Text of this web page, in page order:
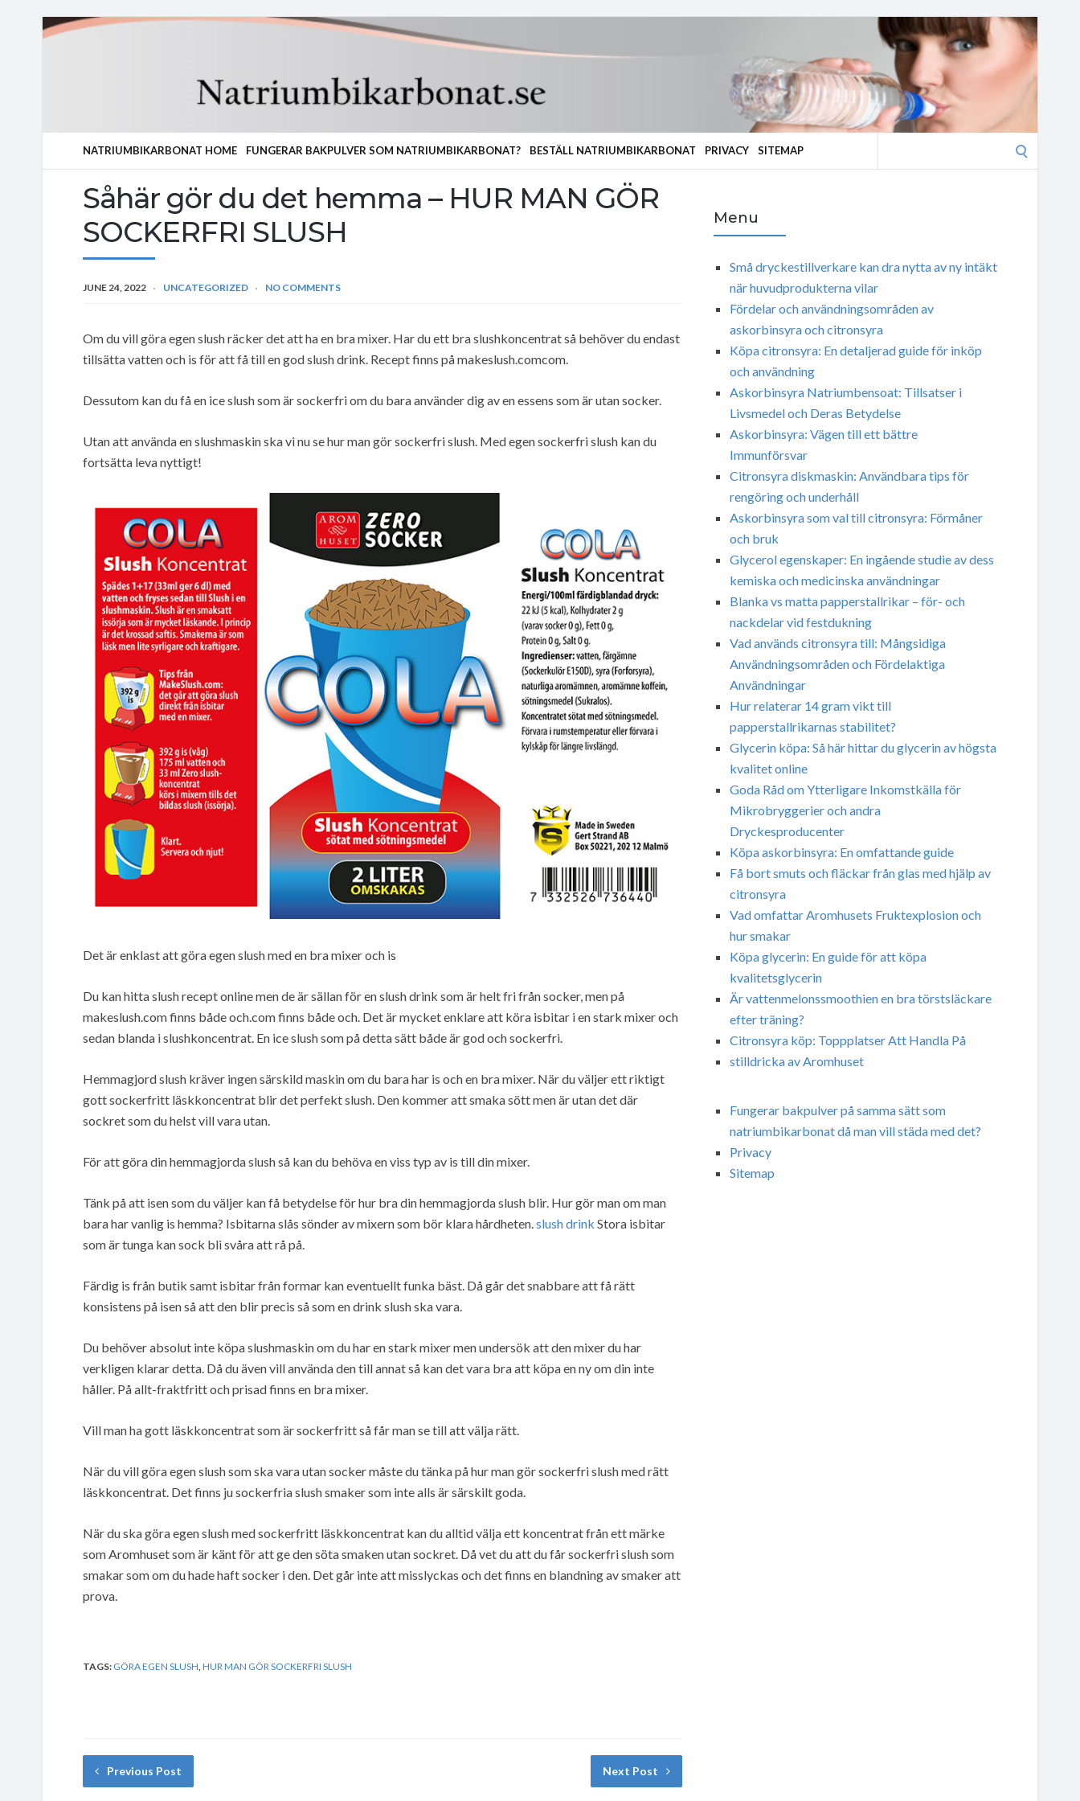
NATRIUMBIKARBONAT HOME FUNGERAR BAKPULVER SOM NATRIUMBIKARBONAT? BESTÄLL NATRIUMBIKARBONAT PRIVACY SITEMAP
Såhär gör du det hemma – HUR MAN GÖR
SOCKERFRI SLUSH
JUNE 24, 2022 UNCATEGORIZED NO COMMENTS
Om du vill göra egen slush räcker det att ha en bra mixer. Har du ett bra slushkoncentrat så behöver du endast
tillsätta vatten och is för att få till en god slush drink. Recept finns på makeslush.comcom.
Dessutom kan du få en ice slush som är sockerfri om du bara använder dig av en essens som är utan socker.
Utan att använda en slushmaskin ska vi nu se hur man gör sockerfri slush. Med egen sockerfri slush kan du
fortsätta leva nyttigt!
Det är enklast att göra egen slush med en bra mixer och is
Du kan hitta slush recept online men de är sällan för en slush drink som är helt fri från socker, men på
makeslush.com finns både och.com finns både och. Det är mycket enklare att köra isbitar i en stark mixer och
sedan blanda i slushkoncentrat. En ice slush som på detta sätt både är god och sockerfri.
Hemmagjord slush kräver ingen särskild maskin om du bara har is och en bra mixer. När du väljer ett riktigt
gott sockerfritt läskkoncentrat blir det perfekt slush. Den kommer att smaka sött men är utan det där
sockret som du helst vill vara utan.
För att göra din hemmagjorda slush så kan du behöva en viss typ av is till din mixer.
Tänk på att isen som du väljer kan få betydelse för hur bra din hemmagjorda slush blir. Hur gör man om man
bara har vanlig is hemma? Isbitarna slås sönder av mixern som bör klara hårdheten.slush drink Stora isbitar
som är tunga kan sock bli svåra att rå på.
Färdig is från butik samt isbitar från formar kan eventuellt funka bäst. Då går det snabbare att få rätt
konsistens på isen så att den blir precis så som en drink slush ska vara.
Du behöver absolut inte köpa slushmaskin om du har en stark mixer men undersök att den mixer du har
verkligen klarar detta. Då du även vill använda den till annat så kan det vara bra att köpa en ny om din inte
håller. På allt-fraktfritt och prisad finns en bra mixer.
Vill man ha gott läskkoncentrat som är sockerfritt så får man se till att välja rätt.
När du vill göra egen slush som ska vara utan socker måste du tänka på hur man gör sockerfri slush med rätt
läskkoncentrat. Det finns ju sockerfria slush smaker som inte alls är särskilt goda.
När du ska göra egen slush med sockerfritt läskkoncentrat kan du alltid välja ett koncentrat från ett märke
som Aromhuset som är känt för att ge den söta smaken utan sockret. Då vet du att du får sockerfri slush som
smakar som om du hade haft socker i den. Det går inte att misslyckas och det finns en blandning av smaker att
prova.
TAGS: GÖRA EGEN SLUSH,HUR MAN GÖR SOCKERFRI SLUSH
Previous Post Next Post
Menu
Små dryckestillverkare kan dra nytta av ny intäkt
när huvudprodukterna vilar
Fördelar och användningsområden av
askorbinsyra och citronsyra
Köpa citronsyra: En detaljerad guide för inköp
och användning
Askorbinsyra Natriumbensoat: Tillsatser i
Livsmedel och Deras Betydelse
Askorbinsyra: Vägen till ett bättre
Immunförsvar
Citronsyra diskmaskin: Användbara tips för
rengöring och underhåll
Askorbinsyra som val till citronsyra: Förmåner
och bruk
Glycerol egenskaper: En ingående studie av dess
kemiska och medicinska användningar
Blanka vs matta papperstallrikar – för- och
nackdelar vid festdukning
Vad används citronsyra till: Mångsidiga
Användningsområden och Fördelaktiga
Användningar
Hur relaterar 14 gram vikt till
papperstallrikarnas stabilitet?
Glycerin köpa: Så här hittar du glycerin av högsta
kvalitet online
Goda Råd om Ytterligare Inkomstkälla för
Mikrobryggerier och andra
Dryckesproducenter
Köpa askorbinsyra: En omfattande guide
Få bort smuts och fläckar från glas med hjälp av
citronsyra
Vad omfattar Aromhusets Fruktexplosion och
hur smakar
Köpa glycerin: En guide för att köpa
kvalitetsglycerin
Är vattenmelonssmoothien en bra törstsläckare
efter träning?
Citronsyra köp: Toppplatser Att Handla På
stilldricka av Aromhuset
Fungerar bakpulver på samma sätt som
natriumbikarbonat då man vill städa med det?
Privacy
Sitemap